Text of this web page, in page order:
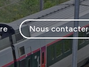
Nous contacter